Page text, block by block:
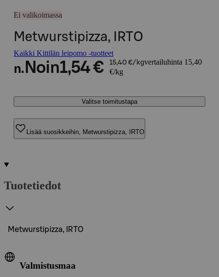
Ei valikoimassa
Metwurstipizza, IRTO
Kaikki Kittilän leipomo -tuotteet
n. Noin1,54 € 15,40 €/kgvertailuhinta 15,40
€/kg
Valitse toimitustapa
Lisää suosikkeihin, Metwurstipizza, IRTO
Tuotetiedot
Metwurstipizza, IRTO
Valmistusmaa